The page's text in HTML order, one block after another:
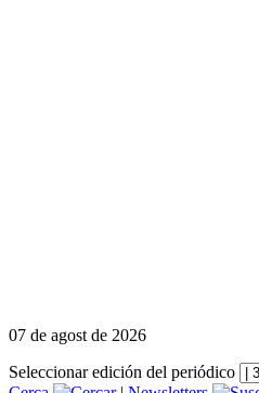
07 de agost de 2026
Seleccionar edición del periódico